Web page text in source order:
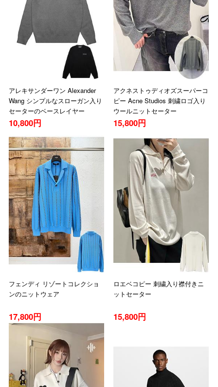
アレキサンダーワン Alexander
Wang シンプルなスローガン入り
セーターのベースレイヤー
10,800円
アクネストゥディオズスーパーコ
ピー Acne Studios 刺繍ロゴ入り
ウールニットセーター
15,800円
フェンディ リゾートコレクショ
ンのニットウェア
17,800円
ロエベコピー 刺繍入り襟付きニ
ットセーター
15,800円